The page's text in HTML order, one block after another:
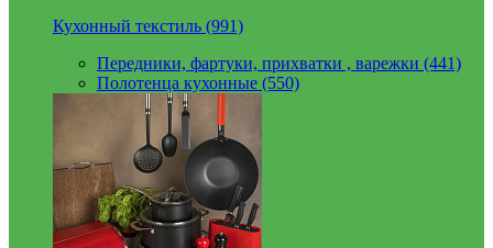
Кухонный текстиль (991)
Передники, фартуки, прихватки , варежки (441)
Полотенца кухонные (550)